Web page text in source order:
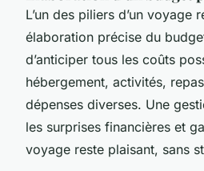
L’un des piliers d’un voyage
élaboration précise du
d’anticiper tous les coûts
hébergement, activités,
dépenses diverses. Une
les surprises financières et
voyage reste plaisant, sans